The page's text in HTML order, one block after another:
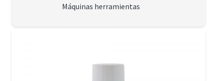
Máquinas herramientas